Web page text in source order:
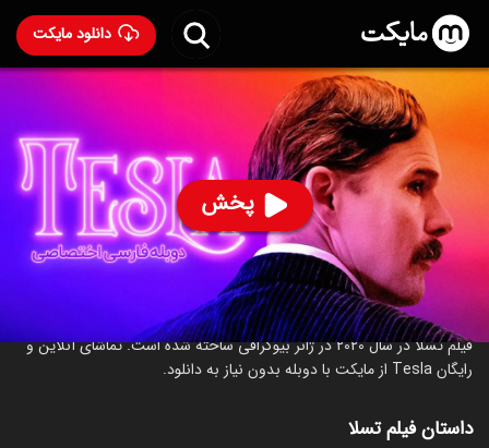
دانلود مایکت
پخش
فیلم تسلا با دوبله فارسی- Tesla 2020
۲۶۹ 83% ۵.۱
ساخت آمریکا سال 2020
رده سنی ۱۳+
درام
درباره فیلم تسلا
فیلم تسلا در سال 2020 در ژانر بیوگرافی ساخته شده است. تماشای آنلاین و
رایگان Tesla از مایکت با دوبله بدون نیاز به دانلود.
داستان فیلم تسلا